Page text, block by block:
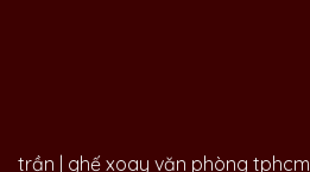
trần
ghế xoay văn phòng tphcm